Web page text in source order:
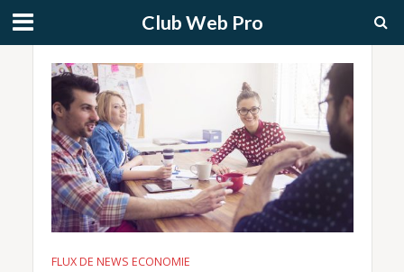
Club Web Pro
FLUX DE NEWS ECONOMIE